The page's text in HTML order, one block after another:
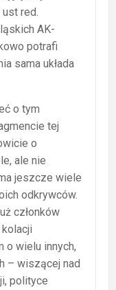
red.
AK-
potrafi
sama układa
o tym
tej
o
ale nie
jeszcze wiele
odkrywców.
członków
o wielu innych,
– wiszącej nad
polityce